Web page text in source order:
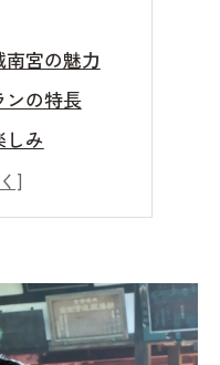
宮の魅力
ンの特長
しみ
の後に